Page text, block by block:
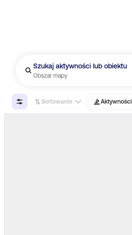
Szukaj aktywności lub obiektu
Obszar mapy
Sortowanie Aktywności